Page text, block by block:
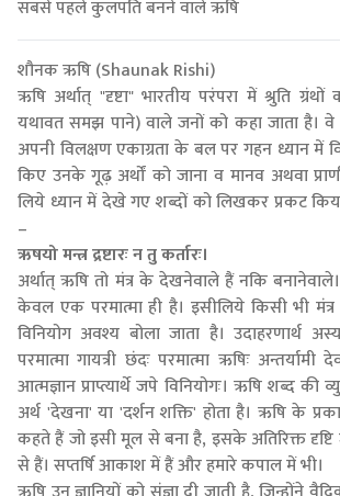
सबसे पहले कुलपति बनने वाले ऋषि
शौनक ऋषि (Shaunak Rishi)
ऋषि अर्थात् "दृष्टा" भारतीय परंपरा में श्रुति
यथावत समझ पाने) वाले जनों को कहा जाता है। वे
अपनी विलक्षण एकाग्रता के बल पर गहन ध्यान में
किए उनके गूढ़ अर्थों को जाना व मानव अथवा
लिये ध्यान में देखे गए शब्दों को लिखकर प्रकट
–
ऋषयो मन्त्र द्रष्टारः न तु कर्तारः।
अर्थात् ऋषि तो मंत्र के देखनेवाले हैं नकि बनानेवाले।
केवल एक परमात्मा ही है। इसीलिये किसी भी
विनियोग अवश्य बोला जाता है। उदाहरणार्थ
परमात्मा गायत्री छंदः परमात्मा ऋषिः अन्तर्यामी
आत्मज्ञान प्राप्त्यार्थे जपे विनियोगः। ऋषि शब्द की
अर्थ 'देखना' या 'दर्शन शक्ति' होता है। ऋषि के
कहते हैं जो इसी मूल से बना है, इसके अतिरिक्त
से हैं। सप्तर्षि आकाश में हैं और हमारे कपाल में भी।